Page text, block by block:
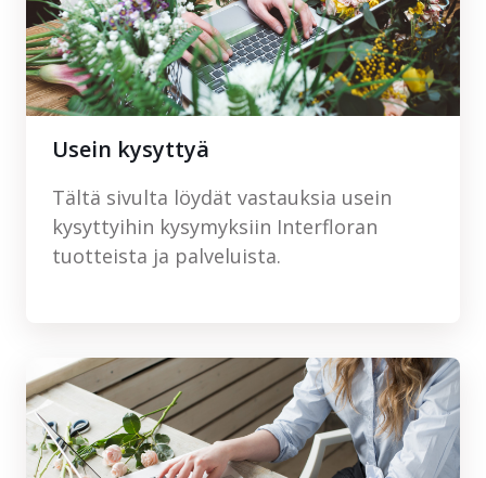
Usein kysyttyä
Tältä sivulta löydät vastauksia usein
kysyttyihin kysymyksiin Interfloran
tuotteista ja palveluista.